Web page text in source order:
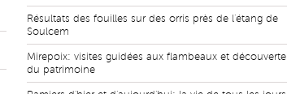
Résultats des fouilles sur des orris près de l'étang de
Soulcem
Mirepoix: visites guidées aux flambeaux et découverte
du patrimoine